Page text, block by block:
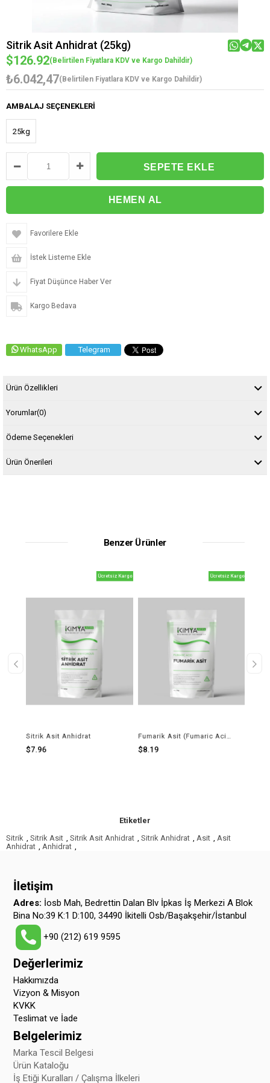
Sitrik Asit Anhidrat (25kg)
$126.92(Belirtilen Fiyatlara KDV ve Kargo Dahildir)
₺6.042,47(Belirtilen Fiyatlara KDV ve Kargo Dahildir)
AMBALAJ SEÇENEKLERI
25kg
Favorilere Ekle
İstek Listeme Ekle
Fiyat Düşünce Haber Ver
Kargo Bedava
WhatsApp Telegram
Ürün Özellikleri
Yorumlar(0)
Ödeme Seçenekleri
Ürün Önerileri
Benzer Ürünler
Sitrik Asit Anhidrat
$7.96
Ücretsiz Kargo
Fumarik Asit (Fumaric Acid)
$8.19
Ücretsiz Kargo
Etiketler
Sitrik
Sitrik Asit Sitrik Asit Anhidrat Sitrik Anhidrat Asit
Asit
Anhidrat
Anhidrat
İletişim
Adres: İosb Mah, Bedrettin Dalan Blv İpkas İş Merkezi A Blok
Bina No:39 K:1 D:100, 34490 İkitelli Osb/Başakşehir/İstanbul
+90 (212) 619 9595
Değerlerimiz
Hakkımızda
Vizyon & Misyon
KVKK
Teslimat ve İade
Belgelerimiz
Marka Tescil Belgesi
Ürün Kataloğu
İş Etiği Kuralları / Çalışma İlkeleri